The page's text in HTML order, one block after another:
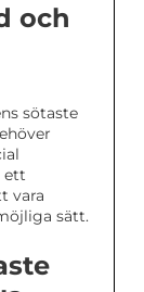
och
sötaste
ett
vara
sätt.